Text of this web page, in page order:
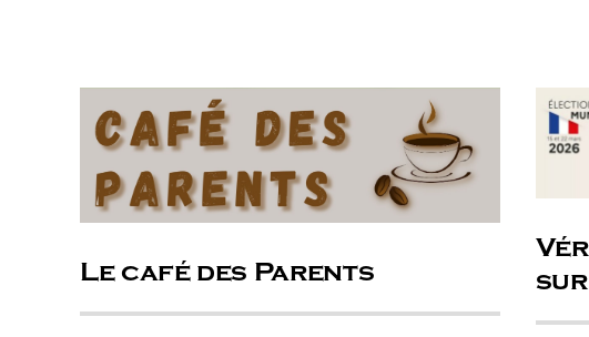
Le café des Parents